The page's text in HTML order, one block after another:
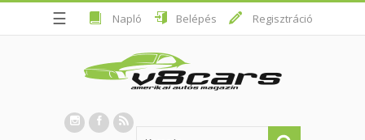
☰ Napló Belépés Regisztráció